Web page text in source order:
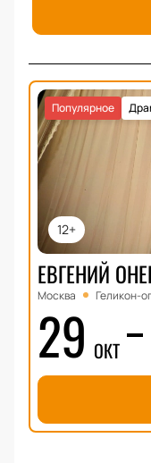
12+
Популярное
ЕВГЕНИЙ
Москва Геликон-
29 ОКТ